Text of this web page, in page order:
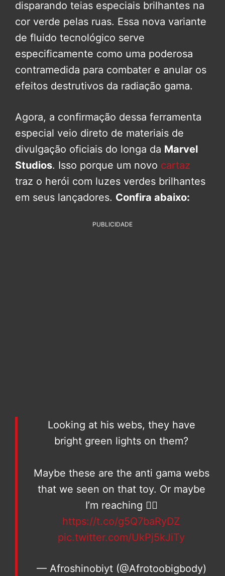
disparando teias especiais brilhantes na
cor verde pelas ruas. Essa nova variante
de fluido tecnológico serve
especificamente como uma poderosa
contramedida para combater e anular os
efeitos destrutivos da radiação gama.
Agora, a confirmação dessa ferramenta
especial veio direto de materiais de
divulgação oficiais do longa da Marvel
Studios. Isso porque um novo cartaz
traz o herói com luzes verdes brilhantes
em seus lançadores. Confira abaixo:
PUBLICIDADE
Looking at his webs, they have
bright green lights on them?
Maybe these are the anti gama webs
that we seen on that toy. Or maybe
I’m reaching ✌🏾
https://t.co/g5Q7baRyDZ
pic.twitter.com/UkPj5kJiTy
— Afroshinobiyt (@Afrotoobigbody)